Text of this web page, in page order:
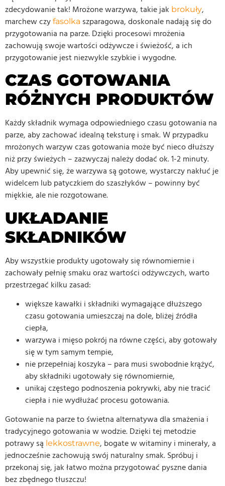
zdecydowanie tak! Mrożone warzywa, takie jak brokuły,
marchew czy fasolka szparagowa, doskonale nadają się do
przygotowania na parze. Dzięki procesowi mrożenia
zachowują swoje wartości odżywcze i świeżość, a ich
przygotowanie jest niezwykle szybkie i wygodne.
CZAS GOTOWANIA
RÓŻNYCH PRODUKTÓW
Każdy składnik wymaga odpowiedniego czasu gotowania na
parze, aby zachować idealną teksturę i smak. W przypadku
mrożonych warzyw czas gotowania może być nieco dłuższy
niż przy świeżych – zazwyczaj należy dodać ok. 1-2 minuty.
Aby upewnić się, że warzywa są gotowe, wystarczy nakłuć je
widelcem lub patyczkiem do szaszłyków – powinny być
miękkie, ale nie rozgotowane.
UKŁADANIE
SKŁADNIKÓW
Aby wszystkie produkty ugotowały się równomiernie i
zachowały pełnię smaku oraz wartości odżywczych, warto
przestrzegać kilku zasad:
większe kawałki i składniki wymagające dłuższego
czasu gotowania umieszczaj na dole, bliżej źródła
ciepła,
warzywa i mięso pokrój na równe części, aby gotowały
się w tym samym tempie,
nie przepełniaj koszyka – para musi swobodnie krążyć,
aby składniki ugotowały się równomiernie,
unikaj częstego podnoszenia pokrywki, aby nie tracić
ciepła i nie wydłużać procesu gotowania.
Gotowanie na parze to świetna alternatywa dla smażenia i
tradycyjnego gotowania w wodzie. Dzięki tej metodzie
potrawy są lekkostrawne, bogate w witaminy i minerały, a
jednocześnie zachowują swój naturalny smak. Spróbuj i
przekonaj się, jak łatwo można przygotować pyszne dania
bez zbędnego tłuszczu!